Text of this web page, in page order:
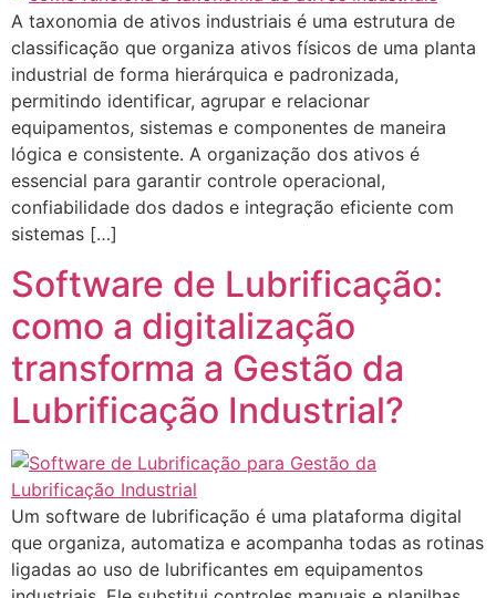
A taxonomia de ativos industriais é uma estrutura de
classificação que organiza ativos físicos de uma planta
industrial de forma hierárquica e padronizada,
permitindo identificar, agrupar e relacionar
equipamentos, sistemas e componentes de maneira
lógica e consistente. A organização dos ativos é
essencial para garantir controle operacional,
confiabilidade dos dados e integração eficiente com
sistemas […]
Software de Lubrificação:
como a digitalização
transforma a Gestão da
Lubrificação Industrial?
Um software de lubrificação é uma plataforma digital
que organiza, automatiza e acompanha todas as rotinas
ligadas ao uso de lubrificantes em equipamentos